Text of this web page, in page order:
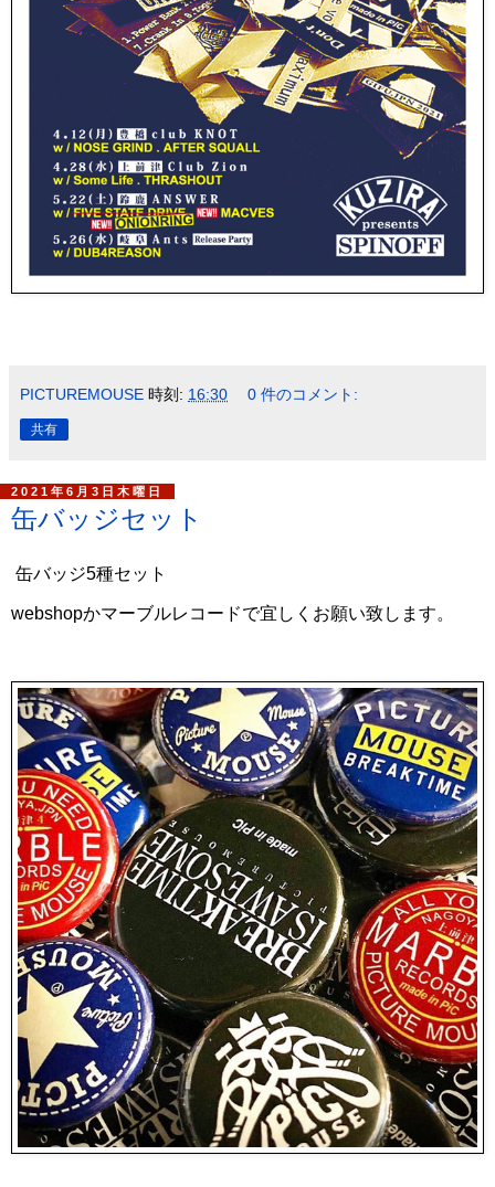
PICTUREMOUSE 時刻: 16:30 0 件のコメント:
共有
2021年6月3日木曜日
缶バッジセット
缶バッジ5種セット
webshopかマーブルレコードで宜しくお願い致します。